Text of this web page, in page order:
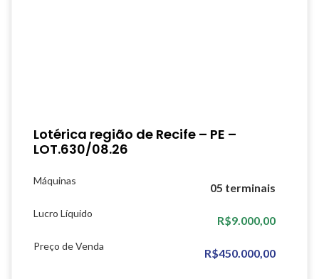
Lotérica região de Recife – PE –
LOT.630/08.26
Máquinas
05 terminais
Lucro Líquido
R$9.000,00
Preço de Venda
R$450.000,00